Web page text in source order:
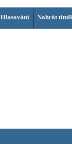
Hlasování Nahrát